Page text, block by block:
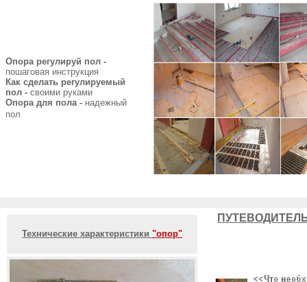
Опора регулируй пол -
пошаговая инструкция
Как сделать регулируемый
пол - своими руками
Опора для пола - надежный
пол
Технические характеристики "опор"